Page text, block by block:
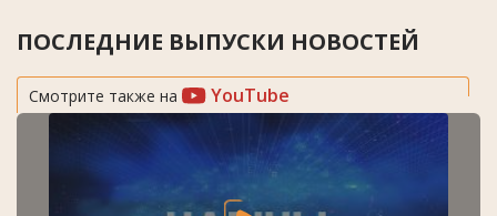
ПОСЛЕДНИЕ ВЫПУСКИ НОВОСТЕЙ
Смотрите также на YouTube